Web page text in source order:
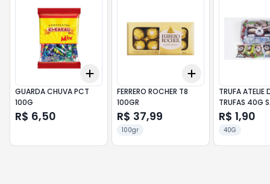
Add
GUARDA CHUVA PCT
100G
R$ 6,50
Add
FERRERO ROCHER T8
100GR
R$ 37,99
100gr
TRUFA ATELIE
TRUFAS 40G
SORTIDO
R$ 1,90
40G